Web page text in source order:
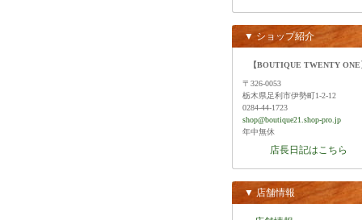
▼ ショップ紹介
【BOUTIQUE TWENTY ONE
〒326-0053
栃木県足利市伊勢町1-2-12
0284-44-1723
shop@boutique21.shop-pro.jp
年中無休
店長日記はこちら
▼ 店舗情報